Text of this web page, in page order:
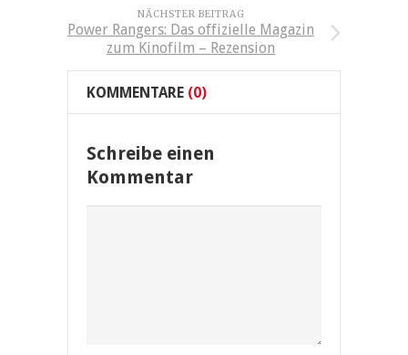
NÄCHSTER BEITRAG
Power Rangers: Das offizielle Magazin
zum Kinofilm – Rezension
KOMMENTARE (0)
Schreibe einen
Kommentar